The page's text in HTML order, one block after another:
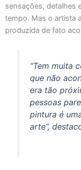
sensações, detalhes
tempo. Mas o artista
produzida de fato
“Tem muita
que não
era tão
pessoas
pintura é
arte”,